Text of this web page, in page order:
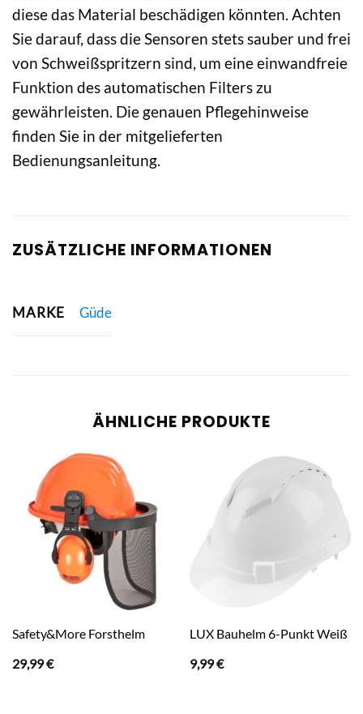
diese das Material beschädigen könnten. Achten
Sie darauf, dass die Sensoren stets sauber und frei
von Schweißspritzern sind, um eine einwandfreie
Funktion des automatischen Filters zu
gewährleisten. Die genauen Pflegehinweise
finden Sie in der mitgelieferten
Bedienungsanleitung.
ZUSÄTZLICHE INFORMATIONEN
MARKE Güde
ÄHNLICHE PRODUKTE
Safety&More Forsthelm
29,99€
LUX Bauhelm 6-Punkt Weiß
9,99€